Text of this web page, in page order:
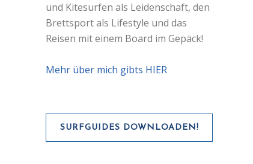
und Kitesurfen als Leidenschaft, den
Brettsport als Lifestyle und das
Reisen mit einem Board im Gepäck!
Mehr über mich gibts HIER
SURFGUIDES DOWNLOADEN!